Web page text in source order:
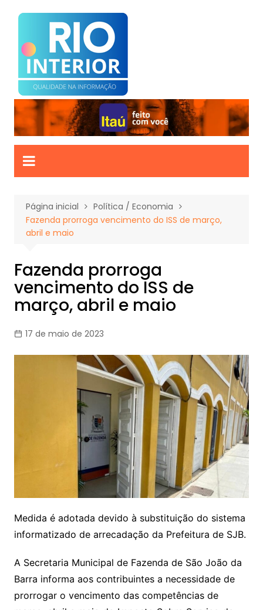
para
conteúdo
Página inicial
Política / Economia
Fazenda prorroga vencimento do ISS de março,
abril e maio
Fazenda prorroga
vencimento do ISS de
março, abril e maio
17 de maio de 2023
Medida é adotada devido à substituição do sistema
informatizado de arrecadação da Prefeitura de SJB.
A Secretaria Municipal de Fazenda de São João da
Barra informa aos contribuintes a necessidade de
prorrogar o vencimento das competências de